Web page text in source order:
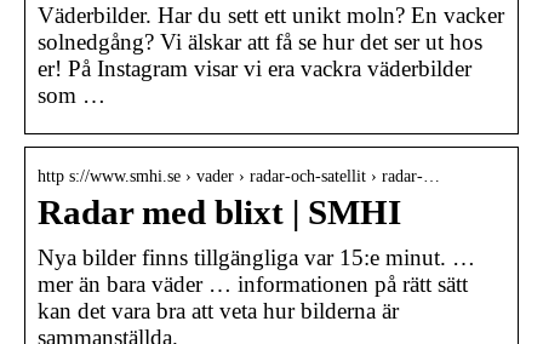
Väderbilder. Har du sett ett unikt moln? En vacker
solnedgång? Vi älskar att få se hur det ser ut hos
er! På Instagram visar vi era vackra väderbilder
som …
http s://www.smhi.se › vader › radar-och-satellit › radar-…
Radar med blixt | SMHI
Nya bilder finns tillgängliga var 15:e minut. …
mer än bara väder … informationen på rätt sätt
kan det vara bra att veta hur bilderna är
sammanställda.